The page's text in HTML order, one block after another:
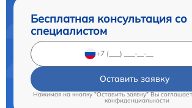
Бесплатная консультация со
специалистом
Оставить заявку
Нажимая на кнопку "Оставить заявку" Вы
конфиденциальности